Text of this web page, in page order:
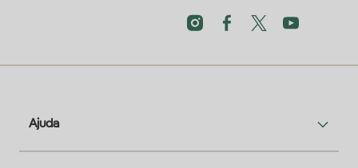
Ajuda